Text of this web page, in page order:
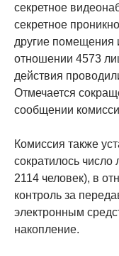
секретное
секретное
другие помещения
отношении 4573
действия
Отмечается
сообщении
Комиссия также
сократилось число
2114 человек), в
контроль за
электронным
накопление.